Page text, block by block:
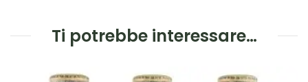
Ti potrebbe interessare…